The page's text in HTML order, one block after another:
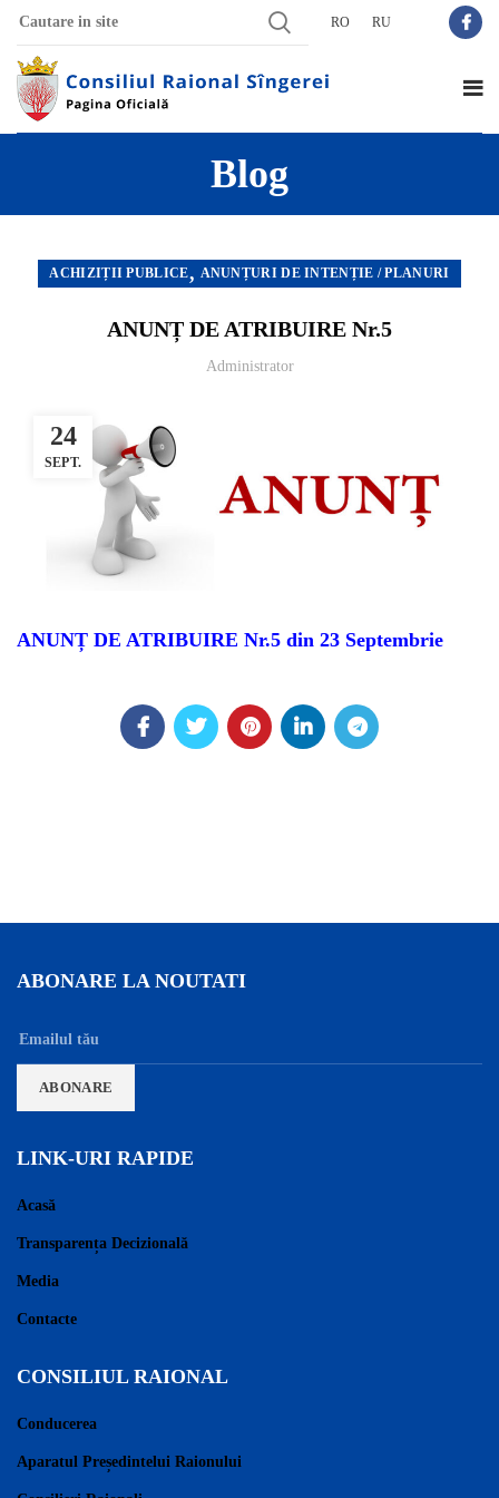
RO RU
Blog
ACHIZIȚII PUBLICE, ANUNȚURI DE INTENȚIE / PLANURI
ANUNȚ DE ATRIBUIRE Nr.5
Administrator
24
SEPT.
ANUNȚ DE ATRIBUIRE Nr.5 din 23 Septembrie
ABONARE LA NOUTATI
LINK-URI RAPIDE
Acasă
Transparența Decizională
Media
Contacte
CONSILIUL RAIONAL
Conducerea
Aparatul Președintelui Raionului